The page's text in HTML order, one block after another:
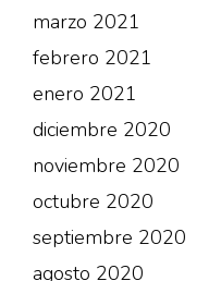
marzo 2021
febrero 2021
enero 2021
diciembre 2020
noviembre 2020
octubre 2020
septiembre 2020
agosto 2020